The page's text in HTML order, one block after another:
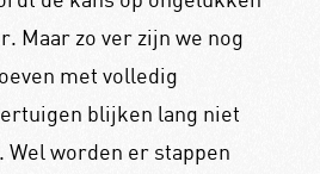
Maar zo ver zijn we nog
met volledig
blijken lang niet
Wel worden er stappen